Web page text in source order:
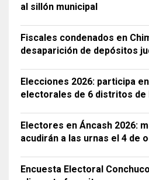
al sillón municipal
Fiscales condenados en
desaparición de depósitos
Elecciones 2026: participa
electorales de 6 distritos de
Electores en Áncash 2026:
acudirán a las urnas el 4 de
Encuesta Electoral